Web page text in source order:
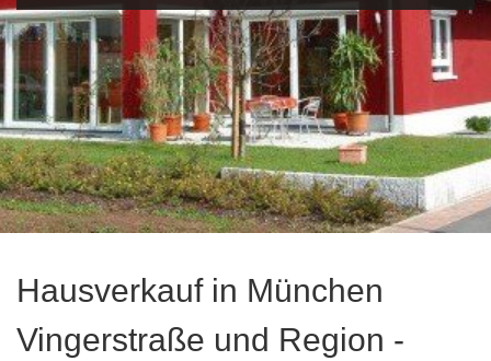
Hausverkauf in München
Vingerstraße und Region -